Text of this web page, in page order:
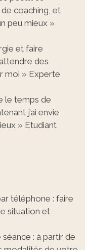
coaching, et
peu mieux »
et faire
des
moi » Experte
le temps de
j’ai envie
» Etudiant
téléphone : faire
situation et
: à partir de